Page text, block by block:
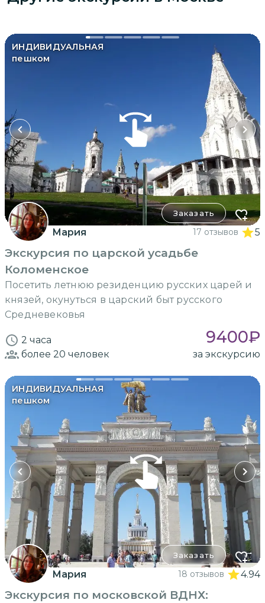
ИНДИВИДУАЛЬНАЯ
пешком
Заказать
Мария 17 отзывов 5
Экскурсия по царской усадьбе
Коломенское
Посетить летнюю резиденцию русских царей и
князей, окунуться в царский быт русского
Средневековья
2 часа 9400₽
более 20 человек за экскурсию
ИНДИВИДУАЛЬНАЯ
пешком
Заказать
Мария 18 отзывов 4.94
Экскурсия по московской ВДНХ: